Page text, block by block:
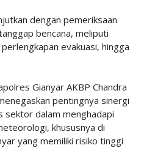
dengan pemeriksaan
bencana, meliputi
evakuasi, hingga
Gianyar AKBP Chandra
pentingnya sinergi
sektor dalam menghadapi
khususnya di
yang memiliki risiko tinggi